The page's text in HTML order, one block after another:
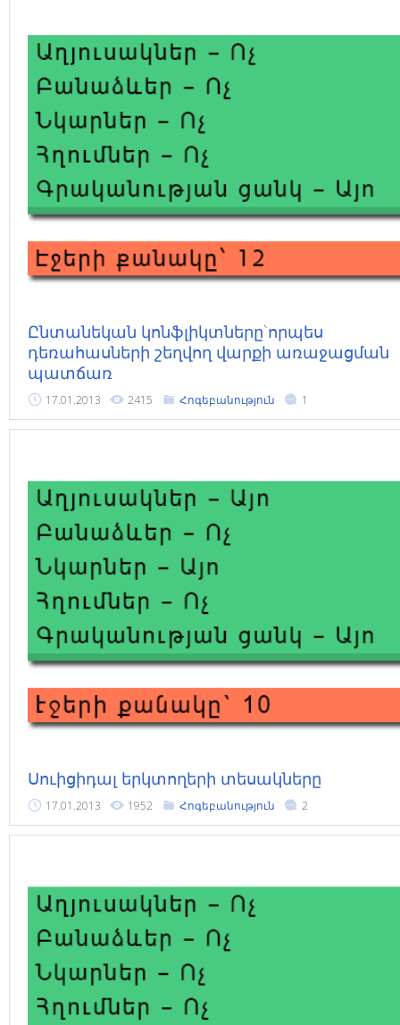
Ընտանեկան կոնֆլիկտները`որպես
դեռահասների շեղվող վարքի առաջացման
պատճառ
17.01.2013 2415 Հոգեբանություն 1
Սուիցիդալ երկտողերի տեսակները
17.01.2013 1952 Հոգեբանություն 2